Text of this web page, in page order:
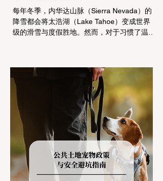
每年冬季，内华达山脉（Sierra Nevada）的
降雪都会将太浩湖（Lake Tahoe）变成世界
级的滑雪与度假胜地。然而，对于习惯了温暖
(Chain Controls)。 不了解这些规定，不仅可
能面临高额罚单或被公路巡警（CHP）劝
返，更可能在冰雪路面上引发严重的安全事
故。本文将为您系统解析加州的防滑链政策，
帮助您明确自己的车型在不同路况下的具体要
求，并为出行做好充足准备。 一、 核心概
念：看懂加州 R1, R2, R3 管制级别 当恶劣天
气来袭，加州交通局会在公路上启动防滑链管
制，并通过电子路牌指示当前的管制级别。加
州采用三个递进的级别（R1至R3）来规范通